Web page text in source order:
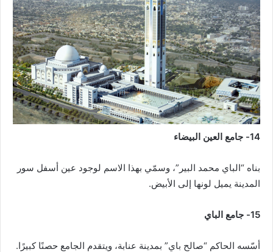
14- جامع العين البيضاء
بناه “الباي محمد البير”، وسمّي بهذا الاسم لوجود عين أسفل سور
المدينة يميل لونها إلى الأبيض.
15- جامع الباي
أسّسه الحاكم “صالح باي” بمدينة عنابة، ويتقدم الجامع حصنًا كبيرًا.